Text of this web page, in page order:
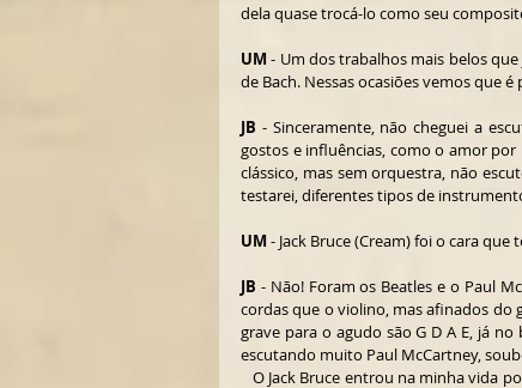
dela quase trocá-lo como seu
UM - Um dos trabalhos mais belos
de Bach. Nessas ocasiões vemos que
JB - Sinceramente, não cheguei a
gostos e influências, como o amor
clássico, mas sem orquestra, não
testarei, diferentes tipos de
UM - Jack Bruce (Cream) foi o cara
JB - Não! Foram os Beatles e o Paul
cordas que o violino, mas afinados do
grave para o agudo são G D A E, já
escutando muito Paul McCartney,